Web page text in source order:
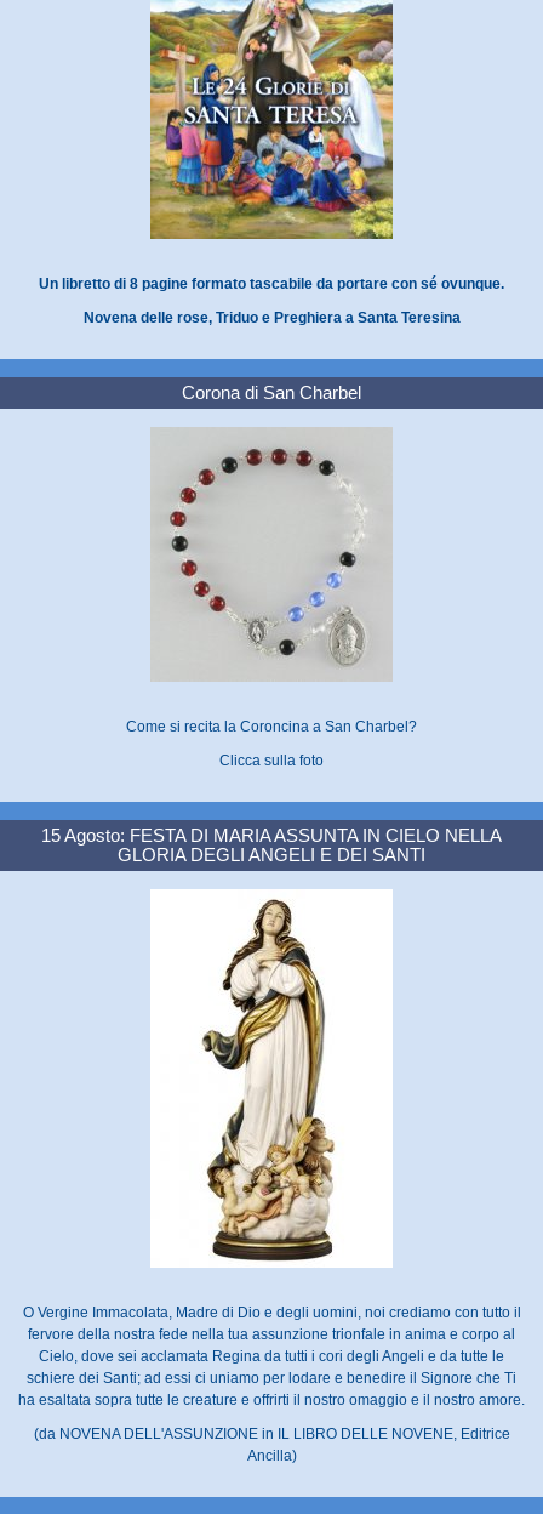
Un libretto di 8 pagine formato tascabile da portare con sé ovunque.
Novena delle rose, Triduo e Preghiera a Santa Teresina
Corona di San Charbel
Come si recita la Coroncina a San Charbel?
Clicca sulla foto
15 Agosto: FESTA DI MARIA ASSUNTA IN CIELO NELLA
GLORIA DEGLI ANGELI E DEI SANTI
O Vergine Immacolata, Madre di Dio e degli uomini, noi crediamo con tutto il
fervore della nostra fede nella tua assunzione trionfale in anima e corpo al
Cielo, dove sei acclamata Regina da tutti i cori degli Angeli e da tutte le
schiere dei Santi; ad essi ci uniamo per lodare e benedire il Signore che Ti
ha esaltata sopra tutte le creature e offrirti il nostro omaggio e il nostro amore.
(da NOVENA DELL'ASSUNZIONE in IL LIBRO DELLE NOVENE, Editrice
Ancilla)